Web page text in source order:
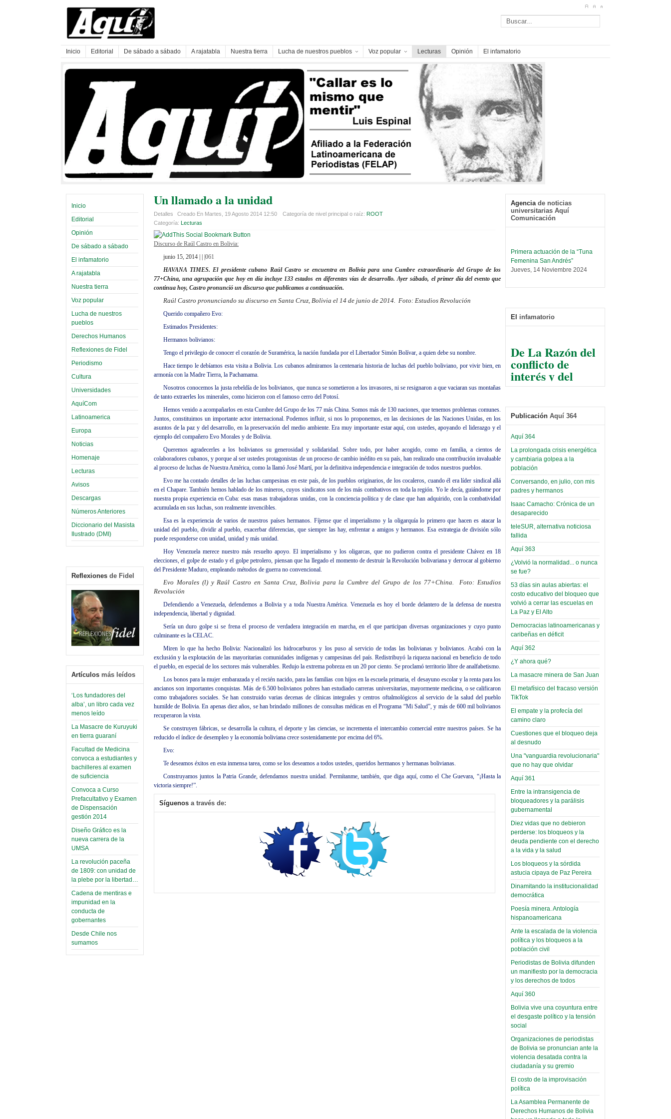
Inicio Editorial De sábado a sábado A rajatabla Nuestra tierra Lucha de nuestros pueblos Voz popular Lecturas Opinión El infamatorio
Inicio
Editorial
Opinión
De sábado a sábado
El infamatorio
A rajatabla
Nuestra tierra
Voz popular
Lucha de nuestros
pueblos
Derechos Humanos
Reflexiones de Fidel
Periodismo
Cultura
Universidades
AquíCom
Latinoamerica
Europa
Noticias
Homenaje
Lecturas
Avisos
Descargas
Números Anteriores
Diccionario del Masista
Ilustrado (DMI)
Reflexiones de Fidel
Artículos más leídos
‘Los fundadores del
alba’, un libro cada vez
menos leído
La Masacre de Kuruyuki
en tierra guaraní
Facultad de Medicina
convoca a estudiantes y
bachilleres al examen
de suficiencia
Convoca a Curso
Prefacultativo y Examen
de Dispensación
gestión 2014
Diseño Gráfico es la
nueva carrera de la
UMSA
La revolución paceña
de 1809: con unidad de
la plebe por la libertad…
Cadena de mentiras e
impunidad en la
conducta de
gobernantes
Desde Chile nos
sumamos
Un llamado a la unidad
Detalles Creado En Martes, 19 Agosto 2014 12:50 Categoría de nivel principal o raíz: ROOT
Categoría: Lecturas
Discurso de Raúl Castro en Bolivia:
junio 15, 2014 | | |061
HAVANA TIMES. El presidente cubano Raúl Castro se encuentra en Bolivia para una Cumbre extraordinario del Grupo de los
77+China, una agrupación que hoy en día incluye 133 estados en diferentes vías de desarrollo. Ayer sábado, el primer día del evento que
continua hoy, Castro pronunció un discurso que publicamos a continuación.
Raúl Castro pronunciando su discurso en Santa Cruz, Bolivia el 14 de junio de 2014. Foto: Estudios Revolución
Querido compañero Evo:
Estimados Presidentes:
Hermanos bolivianos:
Tengo el privilegio de conocer el corazón de Suramérica, la nación fundada por el Libertador Simón Bolívar, a quien debe su nombre.
Hace tiempo le debíamos esta visita a Bolivia. Los cubanos admiramos la centenaria historia de luchas del pueblo boliviano, por vivir bien, en
armonía con la Madre Tierra, la Pachamama.
Nosotros conocemos la justa rebeldía de los bolivianos, que nunca se sometieron a los invasores, ni se resignaron a que vaciaran sus montañas
de tanto extraerles los minerales, como hicieron con el famoso cerro del Potosí.
Hemos venido a acompañarlos en esta Cumbre del Grupo de los 77 más China. Somos más de 130 naciones, que tenemos problemas comunes.
Juntos, constituimos un importante actor internacional. Podemos influir, si nos lo proponemos, en las decisiones de las Naciones Unidas, en los
asuntos de la paz y del desarrollo, en la preservación del medio ambiente. Era muy importante estar aquí, con ustedes, apoyando el liderazgo y el
ejemplo del compañero Evo Morales y de Bolivia.
Queremos agradecerles a los bolivianos su generosidad y solidaridad. Sobre todo, por haber acogido, como en familia, a cientos de
colaboradores cubanos, y porque al ser ustedes protagonistas de un proceso de cambio inédito en su país, han realizado una contribución invaluable
al proceso de luchas de Nuestra América, como la llamó José Martí, por la definitiva independencia e integración de todos nuestros pueblos.
Evo me ha contado detalles de las luchas campesinas en este país, de los pueblos originarios, de los cocaleros, cuando él era líder sindical allá
en el Chapare. También hemos hablado de los mineros, cuyos sindicatos son de los más combativos en toda la región. Yo le decía, guiándome por
nuestra propia experiencia en Cuba: esas masas trabajadoras unidas, con la conciencia política y de clase que han adquirido, con la combatividad
acumulada en sus luchas, son realmente invencibles.
Esa es la experiencia de varios de nuestros países hermanos. Fíjense que el imperialismo y la oligarquía lo primero que hacen es atacar la
unidad del pueblo, dividir al pueblo, exacerbar diferencias, que siempre las hay, enfrentar a amigos y hermanos. Esa estrategia de división sólo
puede responderse con unidad, unidad y más unidad.
Hoy Venezuela merece nuestro más resuelto apoyo. El imperialismo y los oligarcas, que no pudieron contra el presidente Chávez en 18
elecciones, el golpe de estado y el golpe petrolero, piensan que ha llegado el momento de destruir la Revolución bolivariana y derrocar al gobierno
del Presidente Maduro, empleando métodos de guerra no convencional.
Evo Morales (l) y Raúl Castro en Santa Cruz, Bolivia para la Cumbre del Grupo de los 77+China. Foto: Estudios
Revolución
Defendiendo a Venezuela, defendemos a Bolivia y a toda Nuestra América. Venezuela es hoy el borde delantero de la defensa de nuestra
independencia, libertad y dignidad.
Sería un duro golpe si se frena el proceso de verdadera integración en marcha, en el que participan diversas organizaciones y cuyo punto
culminante es la CELAC.
Miren lo que ha hecho Bolivia: Nacionalizó los hidrocarburos y los puso al servicio de todas las bolivianas y bolivianos. Acabó con la
exclusión y la explotación de las mayoritarias comunidades indígenas y campesinas del país. Redistribuyó la riqueza nacional en beneficio de todo
el pueblo, en especial de los sectores más vulnerables. Redujo la extrema pobreza en un 20 por ciento. Se proclamó territorio libre de analfabetismo.
Los bonos para la mujer embarazada y el recién nacido, para las familias con hijos en la escuela primaria, el desayuno escolar y la renta para los
ancianos son importantes conquistas. Más de 6.500 bolivianos pobres han estudiado carreras universitarias, mayormente medicina, o se calificaron
como trabajadores sociales. Se han construido varias decenas de clínicas integrales y centros oftalmológicos al servicio de la salud del pueblo
humilde de Bolivia. En apenas diez años, se han brindado millones de consultas médicas en el Programa “Mi Salud”, y más de 600 mil bolivianos
recuperaron la vista.
Se construyen fábricas, se desarrolla la cultura, el deporte y las ciencias, se incrementa el intercambio comercial entre nuestros países. Se ha
reducido el índice de desempleo y la economía boliviana crece sostenidamente por encima del 6%.
Evo:
Te deseamos éxitos en esta inmensa tarea, como se los deseamos a todos ustedes, queridos hermanos y hermanas bolivianas.
Construyamos juntos la Patria Grande, defendamos nuestra unidad. Permítanme, también, que diga aquí, como el Che Guevara, “¡Hasta la
victoria siempre!”.
Síguenos a través de:
Agencia de noticias
universitarias Aquí
Comunicación
Primera actuación de la “Tuna
Femenina San Andrés”
Jueves, 14 Noviembre 2024
Sábado, 14 Septiembre 2024
taller de software estadístico en
la UMSA
Sábado, 14 Septiembre 2024
Séptimo Encuentro de
Sábado, 14 Octubre 2023
Leer Más...
Trabajo Social de la UMSA
volverá a las urnas para elegir a
su directora
Sábado, 14 Octubre 2023
Candidatos del MAS se
presentarán en la UMSA
Jueves, 14 Septiembre 2023
Leer Más...
Carrera de Geografía realiza
Segundo Congreso Nacional
Viernes, 14 Octubre 2022
Leer Más...
Trabajo Social de la UMSA
elegirán directora
Viernes, 14 Octubre 2022
Leer Más...
“Tuna Femenina San Andrés”
toca y canta con coraje
Leer Más...
Posesionan a dirigentes de
Asociación de Docentes
Leer Más...
El infamatorio
De La Razón del
conflicto de
interés y del
razonable arte
y esconder la
mano
El Infamatorio
Jueves, 10 Diciembre 2020
Read more...
Infierno Covid
parte VI:
Gabinete de
Áñez se atribuye
construcción de
hospitales
prefabricados en
la que no tuvo
participación;
más de 24 horas
después rectifica
parcialmente
El Infamatorio
Miércoles, 09 Diciembre 2020
Read more...
Interpretación
de un álbum de
narco-fotos
(Miscelánea
Palaciega 8)
El Infamatorio
Miércoles, 19 Junio 2019
Read more...
Cosmética
descolonizadora
(Miscelánea
palaciega 7)
El Infamatorio
Lunes, 27 Mayo 2019
Read more...
Creacionismo,
filtraciones e
inicio de la
campaña del
MAS
(Miscelánea
palaciega 6)
El Infamatorio
Domingo, 12 Mayo 2019
Read more...
Publicación Aquí 364
Aquí 364
La prolongada crisis energética
y cambiaria golpea a la
población
Conversando, en julio, con mis
padres y hermanos
Isaac Camacho: Crónica de un
desaparecido
teleSUR, alternativa noticiosa
fallida
Aquí 363
¿Volvió la normalidad... o nunca
se fue?
53 días sin aulas abiertas: el
costo educativo del bloqueo que
volvió a cerrar las escuelas en
La Paz y El Alto
Democracias latinoamericanas y
caribeñas en déficit
Aquí 362
¿Y ahora qué?
La masacre minera de San Juan
El metafísico del fracaso versión
TikTok
El empate y la profecía del
camino claro
Cuestiones que el bloqueo deja
al desnudo
Una "vanguardia revolucionaria"
que no hay que olvidar
Aquí 361
Entre la intransigencia de
bloqueadores y la parálisis
gubernamental
Diez vidas que no debieron
perderse: los bloqueos y la
deuda pendiente con el derecho
a la vida y la salud
Los bloqueos y la sórdida
astucia cipaya de Paz Pereira
Dinamitando la institucionalidad
democrática
Poesía minera. Antología
hispanoamericana
Ante la escalada de la violencia
política y los bloqueos a la
población civil
Periodistas de Bolivia difunden
un manifiesto por la democracia
y los derechos de todos
Aquí 360
Bolivia vive una coyuntura entre
el desgaste político y la tensión
social
Organizaciones de periodistas
de Bolivia se pronuncian ante la
violencia desatada contra la
ciudadanía y su gremio
El costo de la improvisación
política
La Asamblea Permanente de
Derechos Humanos de Bolivia